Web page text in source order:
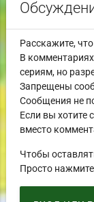
Расскажите,
В
сериям, но
Запрещены
Сообщения не
Если вы хотите
вместо
Чтобы
Просто